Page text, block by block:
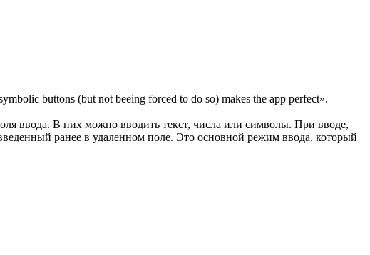
buttons (but not beeing forced to do so) makes the app perfect».
ввода. В них можно вводить текст, числа или символы. При вводе,
ранее в удаленном поле. Это основной режим ввода, который